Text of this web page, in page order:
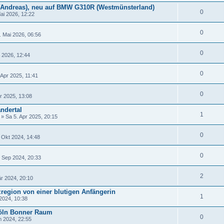
neu auf BMW G310R (Westmünsterland)
2026, 12:22 0
Mai 2026, 06:56 0
2026, 12:44 0
2025, 11:41 0
2025, 13:08 0
» Sa 5. Apr 2025, 20:15 1
Okt 2024, 14:48 0
Sep 2024, 20:33 0
2024, 20:10 2
von einer blutigen Anfängerin
10:38 1
Bonner Raum
2024, 22:55 0